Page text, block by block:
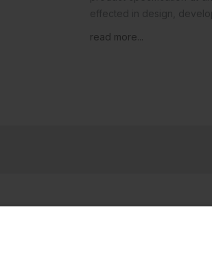
read more...